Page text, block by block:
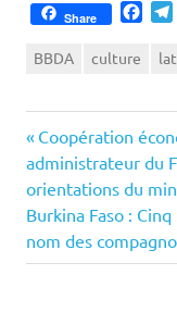
Share
BBDA culture
de
l’article
Previous
Post:
Coopération
administrateur du
orientations du
Next
Post:
Burkina Faso :
nom des